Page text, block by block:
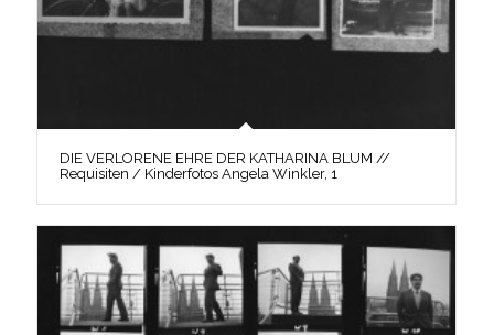
DIE VERLORENE EHRE DER KATHARINA BLUM //
Requisiten / Kinderfotos Angela Winkler, 1